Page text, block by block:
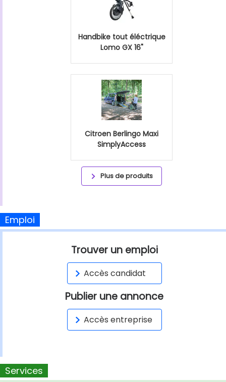
Handbike tout éléctrique
Lomo GX 16"
Citroen Berlingo Maxi
SimplyAccess
Plus de produits
Emploi
Trouver un emploi
Accès candidat
Publier une annonce
Accès entreprise
Services